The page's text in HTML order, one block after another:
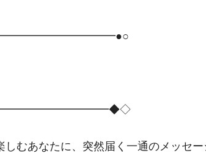
むあなたに、突然届く一通のメッセー